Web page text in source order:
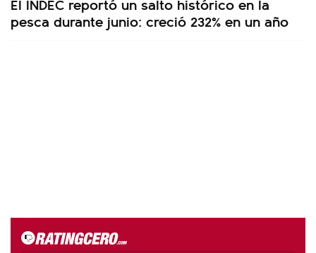
El INDEC reportó un salto histórico en la
pesca durante junio: creció 232% en un año